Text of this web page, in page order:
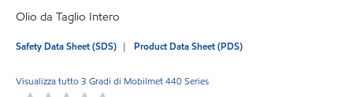
Olio da Taglio Intero
Safety Data Sheet (SDS) Product Data Sheet (PDS)
Visualizza tutto 3 Gradi di Mobilmet 440 Series